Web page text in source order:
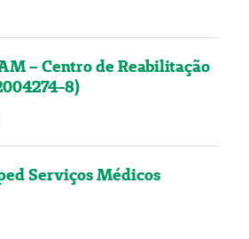
– Centro de Reabilitação
8)
Serviços Médicos